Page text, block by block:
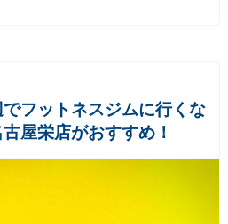
フットネスジムに行くな
屋栄店がおすすめ！